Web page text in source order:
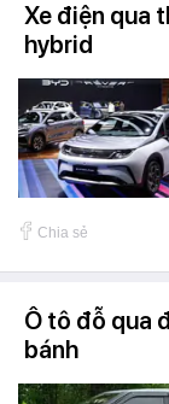
Xe điện qua
hybrid
Chia sẻ
Ô tô đỗ qua
bánh